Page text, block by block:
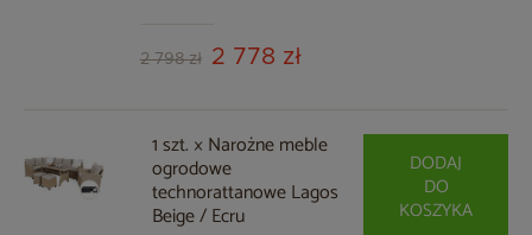
2 798 zł 2 778 zł
1 szt. × Narożne meble
ogrodowe
technorattanowe Lagos
Beige / Ecru
DODAJ
DO
KOSZYKA